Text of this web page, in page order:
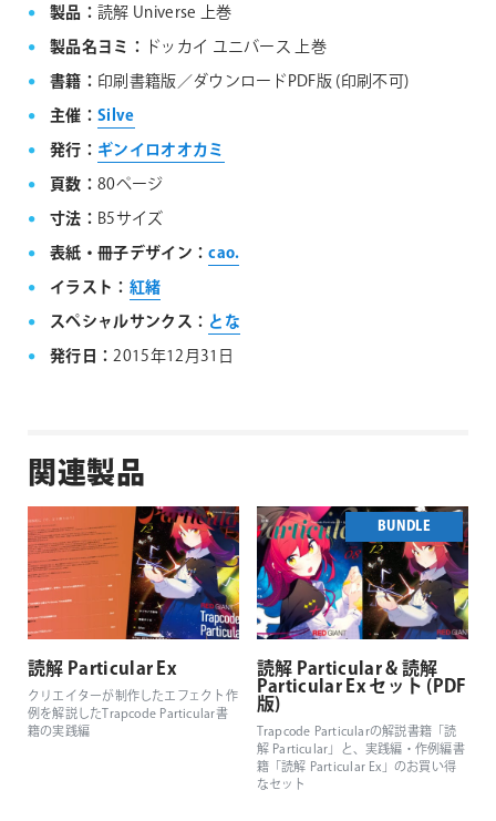
製品： 読解 Universe 上巻
製品名ヨミ： ドッカイ ユニバース 上巻
書籍： 印刷書籍版／ダウンロードPDF版 (印刷不可)
主催： Silve
発行： ギンイロオオカミ
頁数： 80ページ
寸法： B5サイズ
表紙・冊子デザイン：cao.
イラスト： 紅緒
スペシャルサンクス： とな
発行日：2015年12月31日
関連製品
読解 Particular Ex
クリエイターが制作したエフェクト作
例を解説したTrapcode Particular書
籍の実践編
BUNDLE
読解 Particular & 読解
Particular Ex セット (PDF
版)
Trapcode Particularの解説書籍「読
解 Particular」と、実践編・作例編書
籍「読解 Particular Ex」のお買い得
なセット